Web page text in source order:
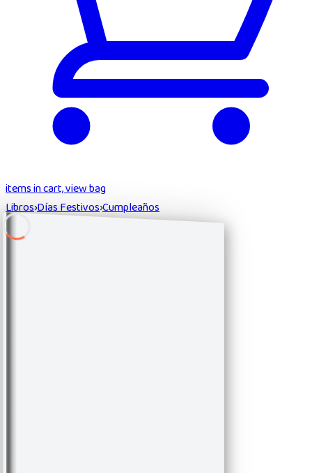
items in cart, view bag
Libros›Días Festivos›Cumpleaños